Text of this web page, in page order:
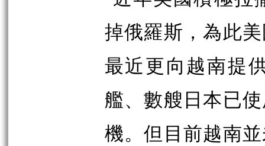
掉俄羅斯，為此
最近更向越南提
艦、數艘日本已
機。但目前越南